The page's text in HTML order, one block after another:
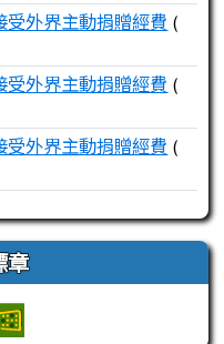
外界主動捐贈經費 (
外界主動捐贈經費 (
外界主動捐贈經費 (
章